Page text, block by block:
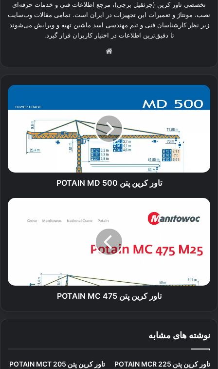
تخصصی تاور کرین (جرثقیل برجی)، مرجع اطلاعات فنی و خدمات حرفه‌ای
نصب، مونتاژ و تعمیرات این تجهیزات در ایران است. تمامی مقالات وب‌سایت
زیر نظر کارشناسان فنی و تیم مهندسی اسد ماشین تهیه و ویرایش می‌شوند
تا دقیق‌ترین اطلاعات در اختیار کاربران قرار گیرد.
تاور
کرین
پتن
تاور کرین پتن POTAIN MD 500
تاور
475
تاور کرین پتن POTAIN MC 475
نوشته های مشابه
تاور کرین پتن POTAIN MCR 225 تاور کرین پتن POTAIN MCT 205